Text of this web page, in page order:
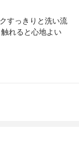
すっきりと洗い流
れると心地よい